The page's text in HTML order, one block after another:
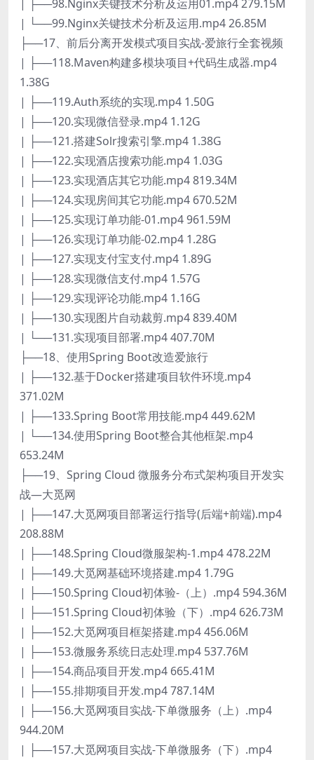
| ├──98.Nginx关键技术分析及运用01.mp4 279.15M
| └──99.Nginx关键技术分析及运用.mp4 26.85M
├──17、前后分离开发模式项目实战-爱旅行全套视频
| ├──118.Maven构建多模块项目+代码生成器.mp4
1.38G
| ├──119.Auth系统的实现.mp4 1.50G
| ├──120.实现微信登录.mp4 1.12G
| ├──121.搭建Solr搜索引擎.mp4 1.38G
| ├──122.实现酒店搜索功能.mp4 1.03G
| ├──123.实现酒店其它功能.mp4 819.34M
| ├──124.实现房间其它功能.mp4 670.52M
| ├──125.实现订单功能-01.mp4 961.59M
| ├──126.实现订单功能-02.mp4 1.28G
| ├──127.实现支付宝支付.mp4 1.89G
| ├──128.实现微信支付.mp4 1.57G
| ├──129.实现评论功能.mp4 1.16G
| ├──130.实现图片自动裁剪.mp4 839.40M
| └──131.实现项目部署.mp4 407.70M
├──18、使用Spring Boot改造爱旅行
| ├──132.基于Docker搭建项目软件环境.mp4
371.02M
| ├──133.Spring Boot常用技能.mp4 449.62M
| └──134.使用Spring Boot整合其他框架.mp4
653.24M
├──19、Spring Cloud 微服务分布式架构项目开发实
战—大觅网
| ├──147.大觅网项目部署运行指导(后端+前端).mp4
208.88M
| ├──148.Spring Cloud微服架构-1.mp4 478.22M
| ├──149.大觅网基础环境搭建.mp4 1.79G
| ├──150.Spring Cloud初体验-（上）.mp4 594.36M
| ├──151.Spring Cloud初体验（下）.mp4 626.73M
| ├──152.大觅网项目框架搭建.mp4 456.06M
| ├──153.微服务系统日志处理.mp4 537.76M
| ├──154.商品项目开发.mp4 665.41M
| ├──155.排期项目开发.mp4 787.14M
| ├──156.大觅网项目实战-下单微服务（上）.mp4
944.20M
| ├──157.大觅网项目实战-下单微服务（下）.mp4